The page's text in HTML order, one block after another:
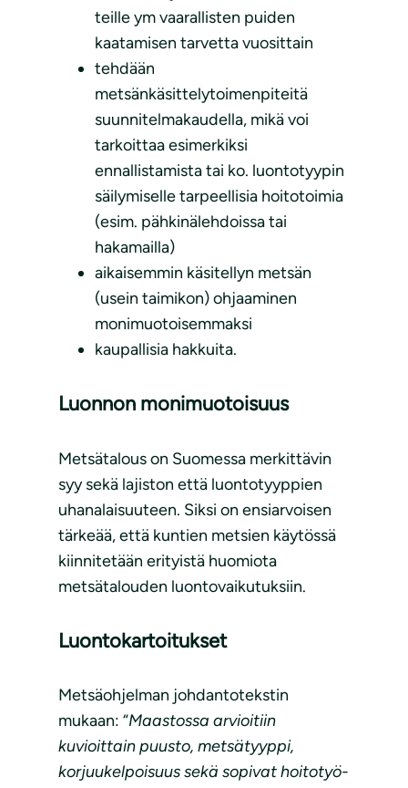
teille ym vaarallisten puiden
kaatamisen tarvetta vuosittain
tehdään
metsänkäsittelytoimenpiteitä
suunnitelmakaudella, mikä voi
tarkoittaa esimerkiksi
ennallistamista tai ko. luontotyypin
säilymiselle tarpeellisia hoitotoimia
(esim. pähkinälehdoissa tai
hakamailla)
aikaisemmin käsitellyn metsän
(usein taimikon) ohjaaminen
monimuotoisemmaksi
kaupallisia hakkuita.
Luonnon monimuotoisuus
Metsätalous on Suomessa merkittävin
syy sekä lajiston että luontotyyppien
uhanalaisuuteen. Siksi on ensiarvoisen
tärkeää, että kuntien metsien käytössä
kiinnitetään erityistä huomiota
metsätalouden luontovaikutuksiin.
Luontokartoitukset
Metsäohjelman johdantotekstin
mukaan: “Maastossa arvioitiin
kuvioittain puusto, metsätyyppi,
korjuukelpoisuus sekä sopivat hoitotyö-